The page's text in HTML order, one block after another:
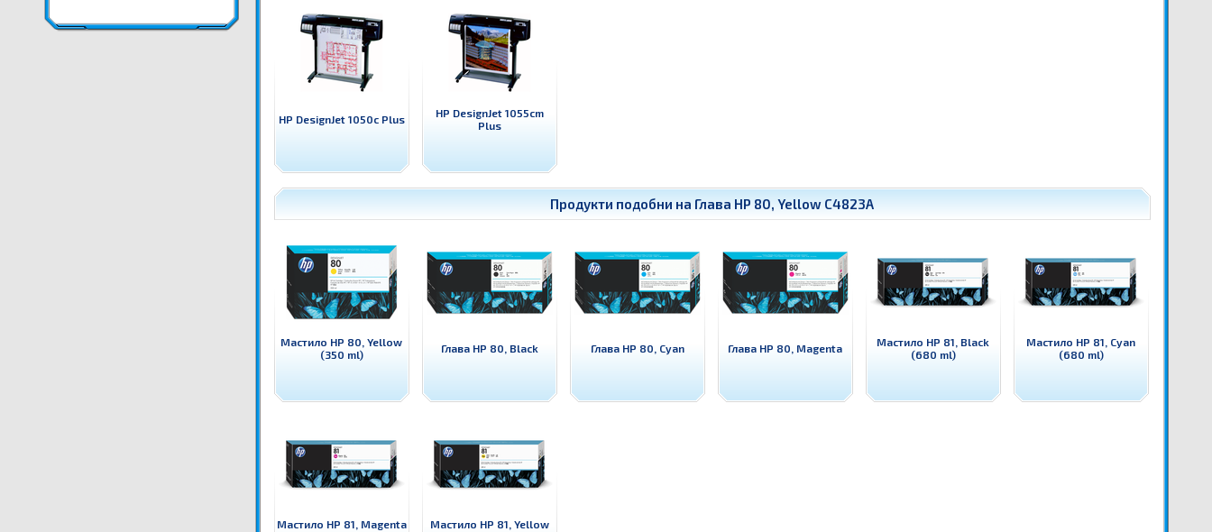
HP DesignJet 1050c Plus
HP DesignJet 1055cm
Plus
Продукти подобни на Глава HP 80, Yellow C4823A
Мастило HP 80, Yellow
(350 ml)
Глава HP 80, Black Глава HP 80, Cyan Глава HP 80, Magenta
Мастило HP 81, Black
(680 ml)
Мастило HP 81, Cyan
(680 ml)
Мастило HP 81, Magenta
Мастило HP 81, Yellow